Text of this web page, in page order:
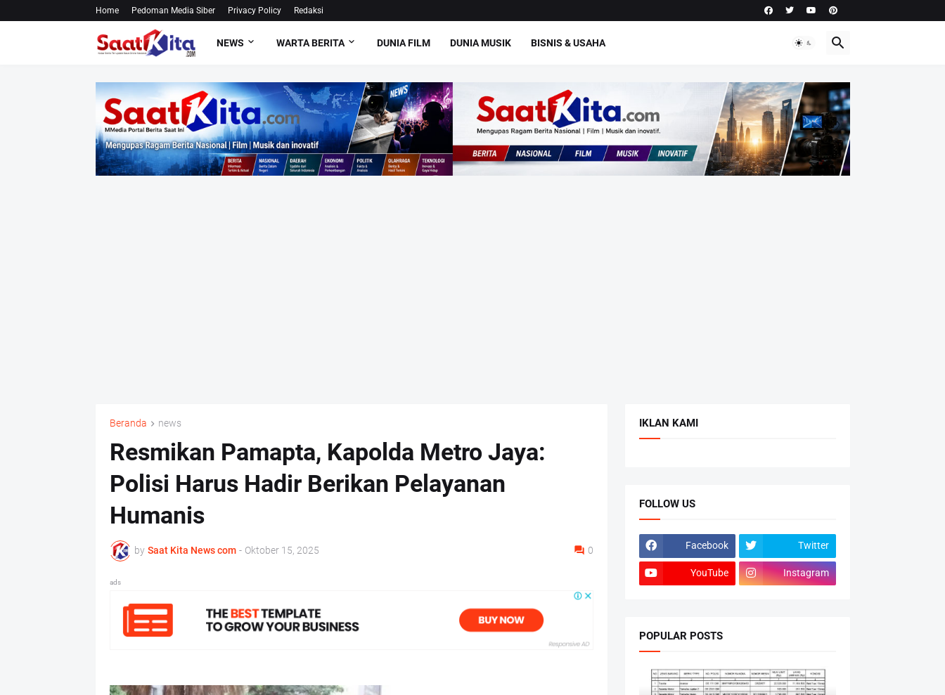
Home Pedoman Media Siber Privacy Policy Redaksi
NEWS WARTA BERITA DUNIA FILM DUNIA MUSIK BISNIS & USAHA
Beranda news
Resmikan Pamapta, Kapolda Metro Jaya:
Polisi Harus Hadir Berikan Pelayanan
Humanis
by Saat Kita News com - Oktober 15, 2025 0
ads
IKLAN KAMI
FOLLOW US
Facebook Twitter
YouTube Instagram
POPULAR POSTS